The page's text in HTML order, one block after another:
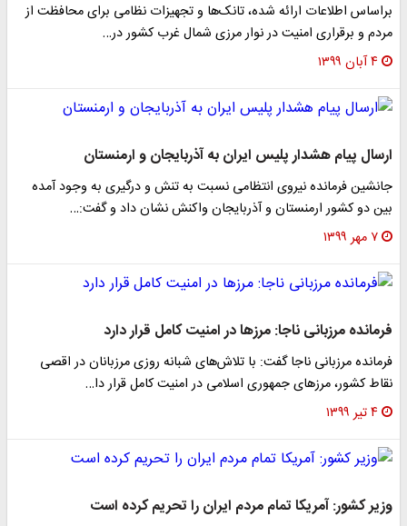
براساس اطلاعات ارائه شده، تانک‌ها و تجهیزات نظامی برای محافظت از
مردم و برقراری امنیت در نوار مرزی شمال غرب کشور در…
۴ آبان ۱۳۹۹
ارسال پیام هشدار پلیس ایران به آذربایجان و ارمنستان
جانشین فرمانده نیروی انتظامی نسبت به تنش و درگیری به وجود آمده
بین دو کشور ارمنستان و آذربایجان واکنش نشان داد و گفت:…
۷ مهر ۱۳۹۹
فرمانده مرزبانی ناجا: مرزها در امنیت کامل قرار دارد
فرمانده مرزبانی ناجا گفت: با تلاش‌های شبانه روزی مرزبانان در اقصی
نقاط کشور، مرزهای جمهوری اسلامی در امنیت کامل قرار دا…
۴ تیر ۱۳۹۹
وزیر کشور: آمریکا تمام مردم ایران را تحریم کرده است